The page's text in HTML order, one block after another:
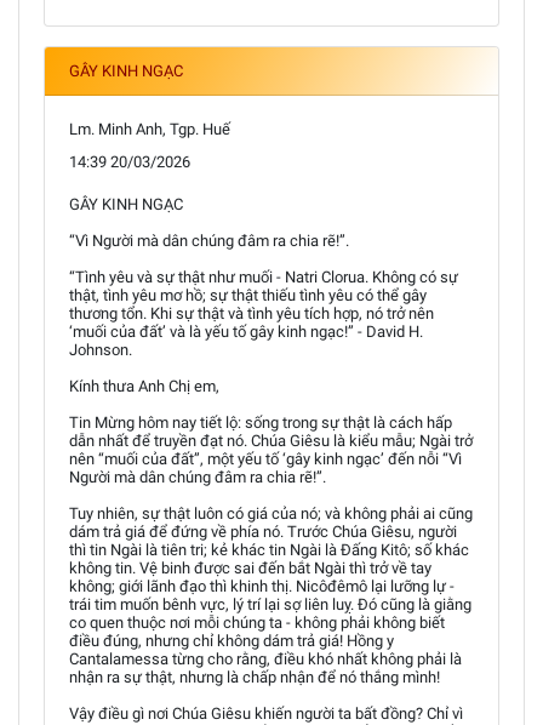
GÂY KINH NGẠC
Lm. Minh Anh, Tgp. Huế
14:39 20/03/2026
GÂY KINH NGẠC
“Vì Người mà dân chúng đâm ra chia rẽ!”.
“Tình yêu và sự thật như muối - Natri Clorua. Không có sự
thật, tình yêu mơ hồ; sự thật thiếu tình yêu có thể gây
thương tổn. Khi sự thật và tình yêu tích hợp, nó trở nên
‘muối của đất’ và là yếu tố gây kinh ngạc!” - David H.
Johnson.
Kính thưa Anh Chị em,
Tin Mừng hôm nay tiết lộ: sống trong sự thật là cách hấp
dẫn nhất để truyền đạt nó. Chúa Giêsu là kiểu mẫu; Ngài trở
nên “muối của đất”, một yếu tố ‘gây kinh ngạc’ đến nỗi “Vì
Người mà dân chúng đâm ra chia rẽ!”.
Tuy nhiên, sự thật luôn có giá của nó; và không phải ai cũng
dám trả giá để đứng về phía nó. Trước Chúa Giêsu, người
thì tin Ngài là tiên tri; kẻ khác tin Ngài là Đấng Kitô; số khác
không tin. Vệ binh được sai đến bắt Ngài thì trở về tay
không; giới lãnh đạo thì khinh thị. Nicôđêmô lại lưỡng lự -
trái tim muốn bênh vực, lý trí lại sợ liên luỵ. Đó cũng là giằng
co quen thuộc nơi mỗi chúng ta - không phải không biết
điều đúng, nhưng chỉ không dám trả giá! Hồng y
Cantalamessa từng cho rằng, điều khó nhất không phải là
nhận ra sự thật, nhưng là chấp nhận để nó thắng mình!
Vậy điều gì nơi Chúa Giêsu khiến người ta bất đồng? Chỉ vì